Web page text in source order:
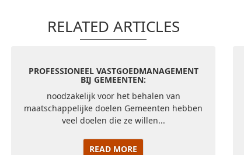
RELATED ARTICLES
PROFESSIONEEL VASTGOEDMANAGEMENT
BIJ GEMEENTEN:
noodzakelijk voor het behalen van
maatschappelijke doelen Gemeenten hebben
veel doelen die ze willen...
READ MORE